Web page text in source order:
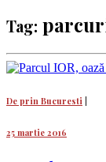
Tag:
De prin Bucuresti |
25 martie 2016